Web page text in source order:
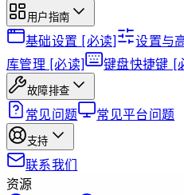
用户指南
基础设置 [必读] 设置与
库管理 [必读]
键盘快捷键 [
故障排查
常见问题 常见平台问题
支持
联系我们
资源